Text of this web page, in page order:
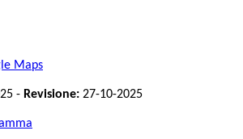
Maps
- Revisione: 27-10-2025